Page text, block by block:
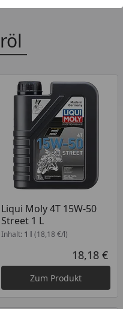
Preis
Liqui Moly 4T 15W-50
Street 1 L
Inhalt: 1 l (18,18 €/l)
18,18 €
Zum Produkt